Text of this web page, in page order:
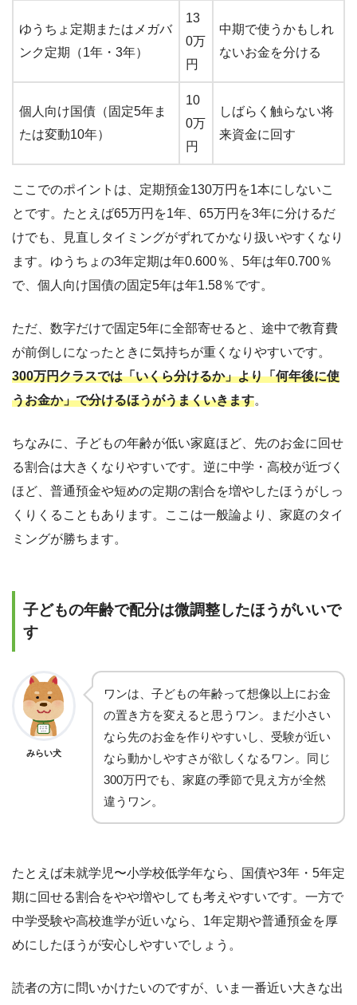
ゆうちょ定期またはメガバ
ンク定期（1年・3年）
13
0万
円
中期で使うかもしれ
ないお金を分ける
個人向け国債（固定5年ま
たは変動10年）
10
0万
円
しばらく触らない将
来資金に回す
ここでのポイントは、定期預金130万円を1本にしないこ
とです。たとえば65万円を1年、65万円を3年に分けるだ
けでも、見直しタイミングがずれてかなり扱いやすくなり
ます。ゆうちょの3年定期は年0.600％、5年は年0.700％
で、個人向け国債の固定5年は年1.58％です。
ただ、数字だけで固定5年に全部寄せると、途中で教育費
が前倒しになったときに気持ちが重くなりやすいです。
300万円クラスでは「いくら分けるか」より「何年後に使
うお金か」で分けるほうがうまくいきます。
ちなみに、子どもの年齢が低い家庭ほど、先のお金に回せ
る割合は大きくなりやすいです。逆に中学・高校が近づく
ほど、普通預金や短めの定期の割合を増やしたほうがしっ
くりくることもあります。ここは一般論より、家庭のタイ
ミングが勝ちます。
子どもの年齢で配分は微調整したほうがいいで
す
みらい犬
ワンは、子どもの年齢って想像以上にお金
の置き方を変えると思うワン。まだ小さい
なら先のお金を作りやすいし、受験が近い
なら動かしやすさが欲しくなるワン。同じ
300万円でも、家庭の季節で見え方が全然
違うワン。
たとえば未就学児〜小学校低学年なら、国債や3年・5年定
期に回せる割合をやや増やしても考えやすいです。一方で
中学受験や高校進学が近いなら、1年定期や普通預金を厚
めにしたほうが安心しやすいでしょう。
読者の方に問いかけたいのですが、いま一番近い大きな出